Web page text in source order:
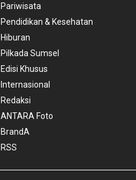
Pariwisata
Pendidikan & Kesehatan
Hiburan
Pilkada Sumsel
Edisi Khusus
Internasional
Redaksi
ANTARA Foto
BrandA
RSS